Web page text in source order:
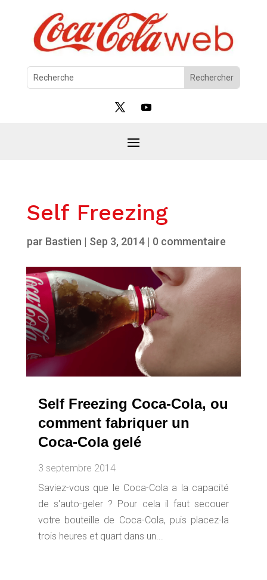
Self Freezing
par Bastien | Sep 3, 2014| 0 commentaire
Self Freezing Coca-Cola, ou
comment fabriquer un
Coca-Cola gelé
3 septembre 2014
Saviez-vous que le Coca-Cola a la capacité
de s'auto-geler ? Pour cela il faut secouer
votre bouteille de Coca-Cola, puis placez-la
trois heures et quart dans un...